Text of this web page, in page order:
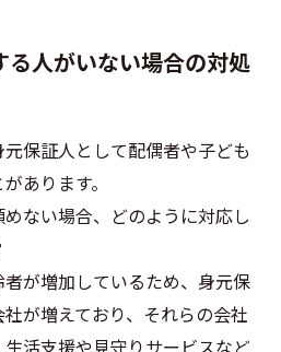
人がいない場合の対処
保証人として配偶者や子ども
あります。
ない場合、どのように対応し
が増加しているため、身元保
が増えており、それらの会社
活支援や見守りサービスなど